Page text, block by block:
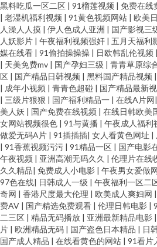
黑料吃瓜一区二区 | 91榴莲视频 | 免费在线
| 老湿机福利视频 | 91黄色视频网站 | 欧美
人澡人人摸 | 伊人色成人亚洲 | 国产影视三
人妖影片 | 午夜福利视频强奸 | 五月天福利
媒在线看 | 91偷拍操操操 | 日欧韩乱伦视频 |
| 天美免费mv | 国产孕妇三级 | 青青草原综
区 | 国产精品日韩视频 | 黑料国产精品视频 |
| 成年小视频 | 青青色超碰 | 国产精品最新
| 三级片狠狠 | 国产福利精品一 | 在线A片网|
美人妖 | 国产免费在线视频 | 在线日韩欧美
女网站视频很色 | 91与黄播 | 午夜成人福利
做爱无码A片 | 91插插插| 女人看黄色网址 |
| 91香蕉视频污污 | 91精品一区 | 国产电影
午夜视频 | 亚洲高潮无码久久 | 伦理片在线
久久精品| 免费成人小电影 | 午夜男女爱做
97色在线| 日韩成人一级 | 午夜福利一区二
奇网 | 香港尺度最大伦理 | 欧美成人爽妇网 |
费AV | 国产精选免费观看 | 伦理日韩电影 |
二三区 | 精品无码播放 | 亚洲最新精品电影 |
片 | 欧洲精品无码 | 国产盗色日本精品 | 日
国产成人精品 | 在线看黄色的网站 | 91看片